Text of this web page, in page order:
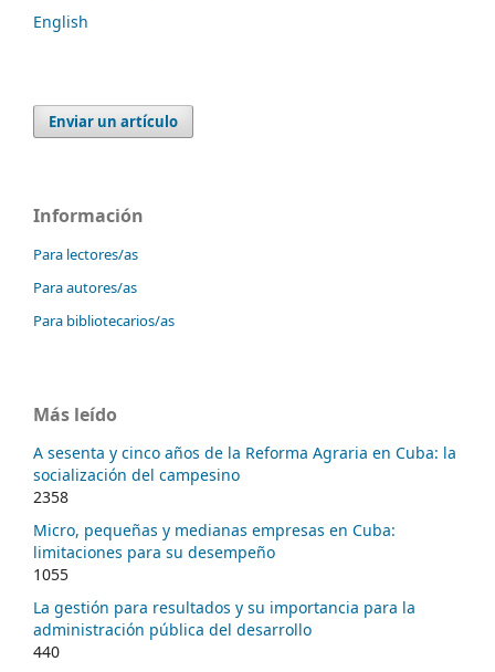
English
Enviar un artículo
Información
Para lectores/as
Para autores/as
Para bibliotecarios/as
Más leído
A sesenta y cinco años de la Reforma Agraria en Cuba: la
socialización del campesino
2358
Micro, pequeñas y medianas empresas en Cuba:
limitaciones para su desempeño
1055
La gestión para resultados y su importancia para la
administración pública del desarrollo
440